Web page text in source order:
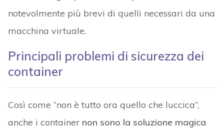
notevolmente più brevi di quelli necessari da una
macchina virtuale.
Principali problemi di sicurezza dei
container
Così come “non è tutto ora quello che luccica”,
anche i container non sono la soluzione magica